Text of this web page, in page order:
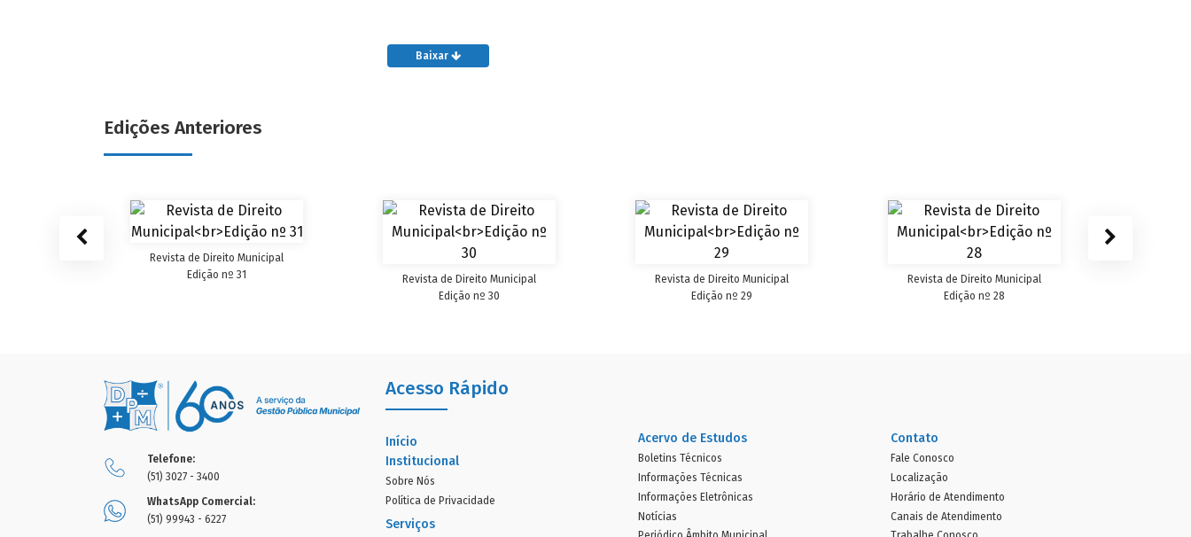
Baixar
Edições Anteriores
Revista de Direito Municipal
Edição nº 31
Revista de Direito Municipal
Edição nº 30
Revista de Direito Municipal
Edição nº 29
Revista de Direito Municipal
Edição nº 28
Telefone:
(51) 3027 - 3400
WhatsApp Comercial:
(51) 99943 - 6227
Acesso Rápido
Início
Institucional
Sobre Nós
Política de Privacidade
Serviços
Acervo de Estudos
Boletins Técnicos
Informações Técnicas
Informações Eletrônicas
Notícias
Contato
Fale Conosco
Localização
Horário de Atendimento
Canais de Atendimento